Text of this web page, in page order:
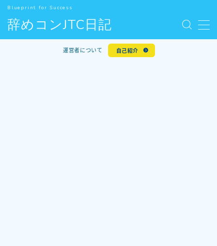
辞めコンJTC日記
Blueprint for Success
運営者について 自己紹介